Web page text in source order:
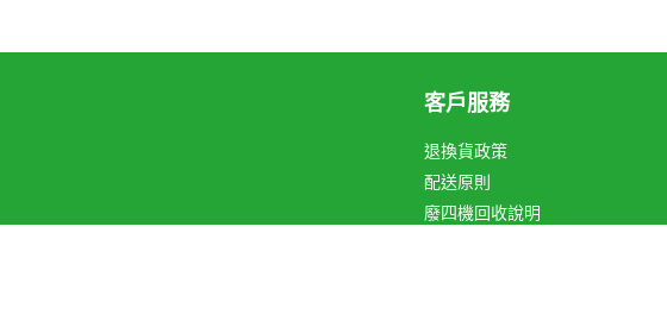
客戶服務
退換貨政策
配送原則
廢四機回收說明